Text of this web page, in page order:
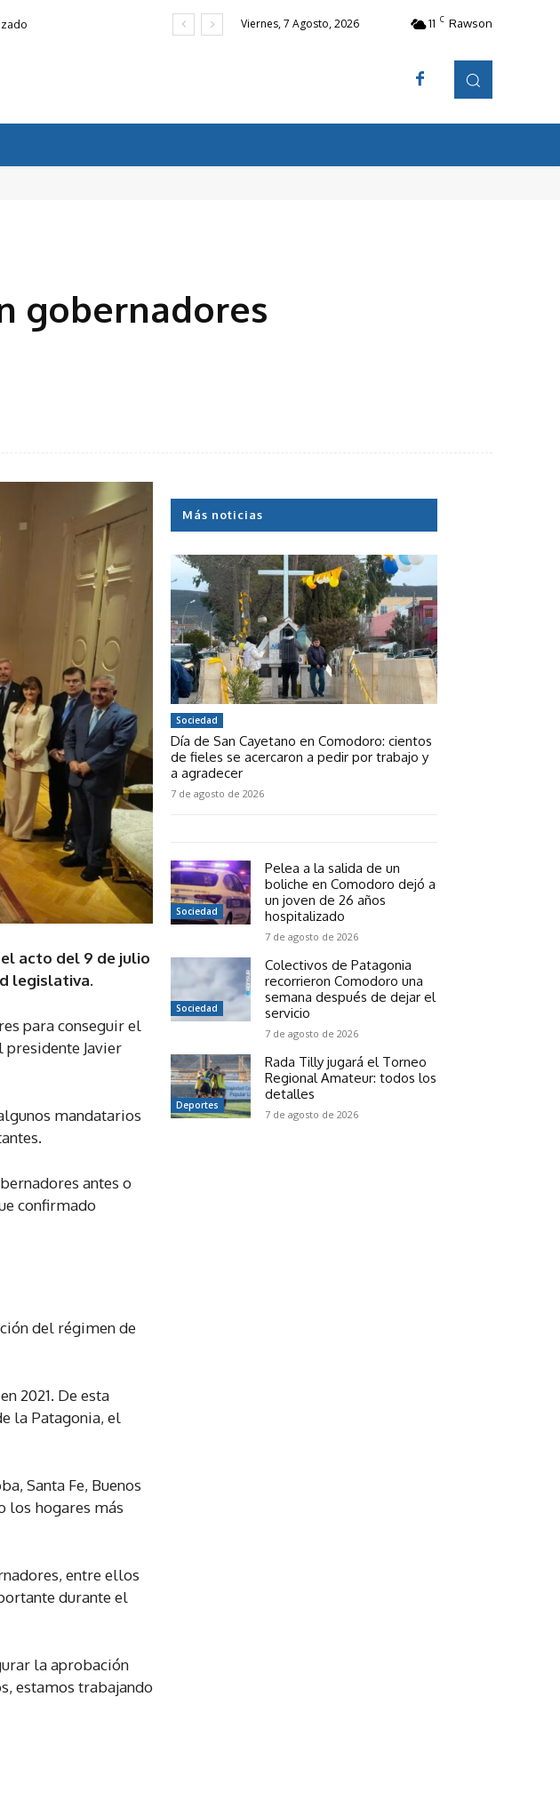
Viernes, 7 Agosto, 2026 11 C Rawson
gobernadores
acto del 9 de julio
legislativa.
para conseguir el
Javier
mandatarios
antes o
confirmado
del régimen de
2021. De esta
la Patagonia, el
Santa Fe, Buenos
los hogares más
entre ellos
durante el
la aprobación
estamos trabajando
Más noticias
Sociedad
Día de San Cayetano en Comodoro: cientos
de fieles se acercaron a pedir por trabajo y
a agradecer
7 de agosto de 2026
Sociedad
Pelea a la salida de un
boliche en Comodoro dejó a
un joven de 26 años
hospitalizado
7 de agosto de 2026
Sociedad
Colectivos de Patagonia
recorrieron Comodoro una
semana después de dejar el
servicio
7 de agosto de 2026
Deportes
Rada Tilly jugará el Torneo
Regional Amateur: todos los
detalles
7 de agosto de 2026